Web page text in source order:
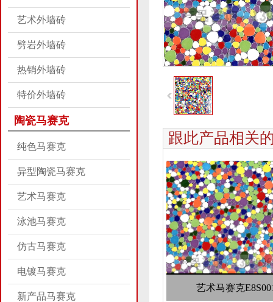
艺术外墙砖
劈岩外墙砖
热销外墙砖
特价外墙砖
陶瓷马赛克
纯色马赛克
异型陶瓷马赛克
艺术马赛克
泳池马赛克
仿古马赛克
电镀马赛克
新产品马赛克
跟此产品相关
艺术马赛克